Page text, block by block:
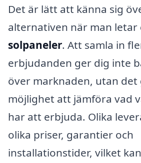
Det är lätt att känna sig
alternativen när man letar
solpaneler. Att samla in
erbjudanden ger dig inte
över marknaden, utan det
möjlighet att jämföra vad
har att erbjuda. Olika
olika priser, garantier och
installationstider, vilket